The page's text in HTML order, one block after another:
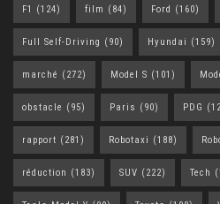
F1 (124) film (84) Ford (160)
Full Self-Driving (90) Hyundai (159)
marché (272) Model S (101)
obstacle (95) Paris (90) PDG
rapport (281) Robotaxi (188)
réduction (183) SUV (222) Tech